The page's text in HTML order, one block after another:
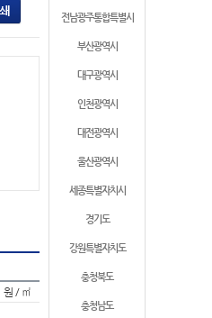
전남광주통합특별시
부산광역시
대구광역시
인천광역시
대전광역시
울산광역시
세종특별자치시
경기도
강원특별자치도
충청북도
충청남도
원 / ㎡